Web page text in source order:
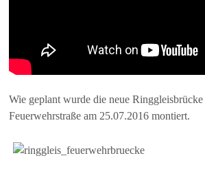
Wie geplant wurde die neue
Feuerwehrstraße am 25.07.2016 montiert.